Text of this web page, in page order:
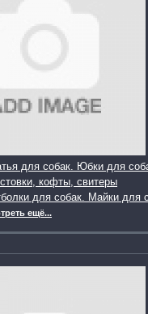
для собак. Юбки для
кофты, свитеры
для собак. Майки для
ещё...